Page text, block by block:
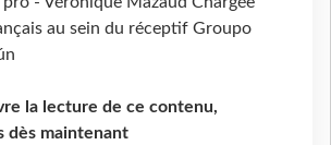
la lecture de ce contenu,
dès maintenant